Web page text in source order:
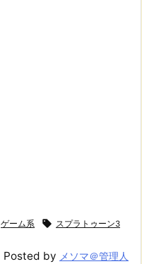
ゲーム系  スプラトゥーン3
Posted by メソマ＠管理人